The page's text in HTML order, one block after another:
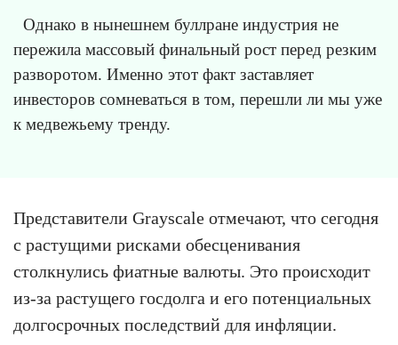
Однако в нынешнем буллране индустрия не
пережила массовый финальный рост перед резким
разворотом. Именно этот факт заставляет
инвесторов сомневаться в том, перешли ли мы уже
к медвежьему тренду.
Представители Grayscale отмечают, что сегодня
с растущими рисками обесценивания
столкнулись фиатные валюты. Это происходит
из-за растущего госдолга и его потенциальных
долгосрочных последствий для инфляции.